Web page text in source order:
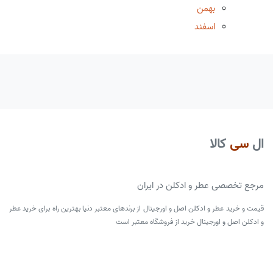
بهمن
اسفند
ال سی کالا
مرجع تخصصی عطر و ادکلن در ایران
قیمت و خرید عطر و ادکلن اصل و اورجینال از برندهای معتبر دنیا بهترین راه برای خرید عطر
و ادکلن اصل و اورجینال خرید از فروشگاه معتبر است